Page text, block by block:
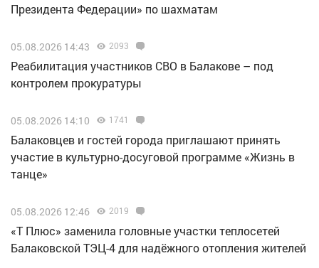
Президента Федерации» по шахматам
05.08.2026 14:43 2093
Реабилитация участников СВО в Балакове – под
контролем прокуратуры
05.08.2026 14:10 1741
Балаковцев и гостей города приглашают принять
участие в культурно-досуговой программе «Жизнь в
танце»
05.08.2026 12:46 2019
«Т Плюс» заменила головные участки теплосетей
Балаковской ТЭЦ-4 для надёжного отопления жителей